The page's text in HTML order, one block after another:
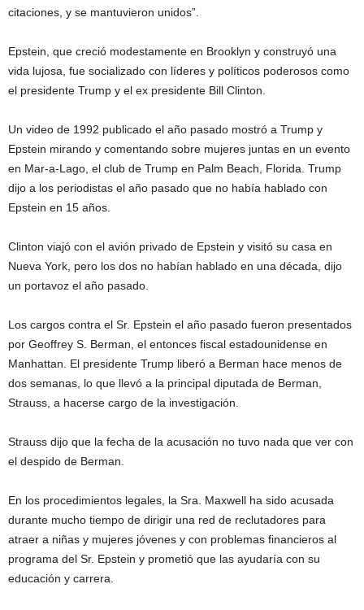
citaciones, y se mantuvieron unidos”.
Epstein, que creció modestamente en Brooklyn y construyó una
vida lujosa, fue socializado con líderes y políticos poderosos como
el presidente Trump y el ex presidente Bill Clinton.
Un video de 1992 publicado el año pasado mostró a Trump y
Epstein mirando y comentando sobre mujeres juntas en un evento
en Mar-a-Lago, el club de Trump en Palm Beach, Florida. Trump
dijo a los periodistas el año pasado que no había hablado con
Epstein en 15 años.
Clinton viajó con el avión privado de Epstein y visitó su casa en
Nueva York, pero los dos no habían hablado en una década, dijo
un portavoz el año pasado.
Los cargos contra el Sr. Epstein el año pasado fueron presentados
por Geoffrey S. Berman, el entonces fiscal estadounidense en
Manhattan. El presidente Trump liberó a Berman hace menos de
dos semanas, lo que llevó a la principal diputada de Berman,
Strauss, a hacerse cargo de la investigación.
Strauss dijo que la fecha de la acusación no tuvo nada que ver con
el despido de Berman.
En los procedimientos legales, la Sra. Maxwell ha sido acusada
durante mucho tiempo de dirigir una red de reclutadores para
atraer a niñas y mujeres jóvenes y con problemas financieros al
programa del Sr. Epstein y prometió que las ayudaría con su
educación y carrera.